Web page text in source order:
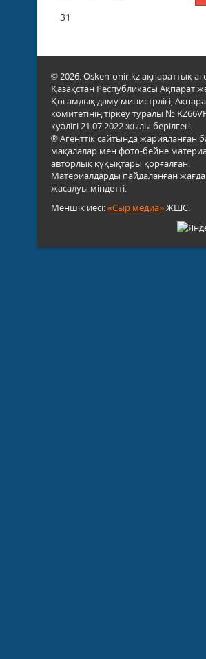
31
© 2026. Osken-onir.kz ақпараттық
Қазақстан Республикасы Ақпарат
Қоғамдық даму министрлігі,
комитетінің тіркеу туралы №
куәлігі 21.07.2022 жылы берілген.
® Агенттік сайтында жарияланған
мақалалар мен фото-бейне
авторлық құқықтары қорғалған.
Материалдарды пайдаланған
жасалуы міндетті.
Меншік иесі:«Сыр медиа»ЖШС.